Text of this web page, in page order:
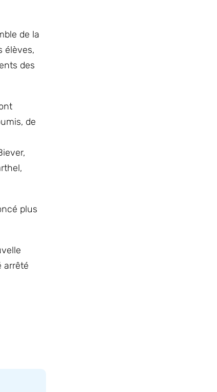
de la
élèves,
des
de
plus
arrêté